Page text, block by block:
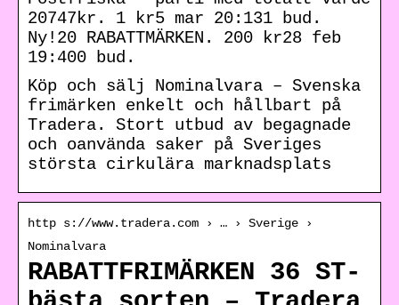
20747kr. 1 kr5 mar 20:131 bud.
Ny!20 RABATTMÄRKEN. 200 kr28 feb
19:400 bud.
Köp och sälj Nominalvara – Svenska
frimärken enkelt och hållbart på
Tradera. Stort utbud av begagnade
och oanvända saker på Sveriges
största cirkulära marknadsplats
http s://www.tradera.com › … › Sverige ›
Nominalvara
RABATTFRIMÄRKEN 36 ST-